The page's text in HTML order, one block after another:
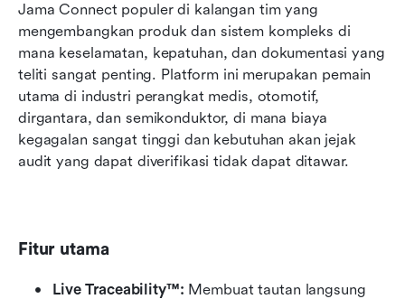
Jama Connect populer di kalangan tim yang
mengembangkan produk dan sistem kompleks di
mana keselamatan, kepatuhan, dan dokumentasi yang
teliti sangat penting. Platform ini merupakan pemain
utama di industri perangkat medis, otomotif,
dirgantara, dan semikonduktor, di mana biaya
kegagalan sangat tinggi dan kebutuhan akan jejak
audit yang dapat diverifikasi tidak dapat ditawar.
Fitur utama
Live Traceability™: Membuat tautan langsung